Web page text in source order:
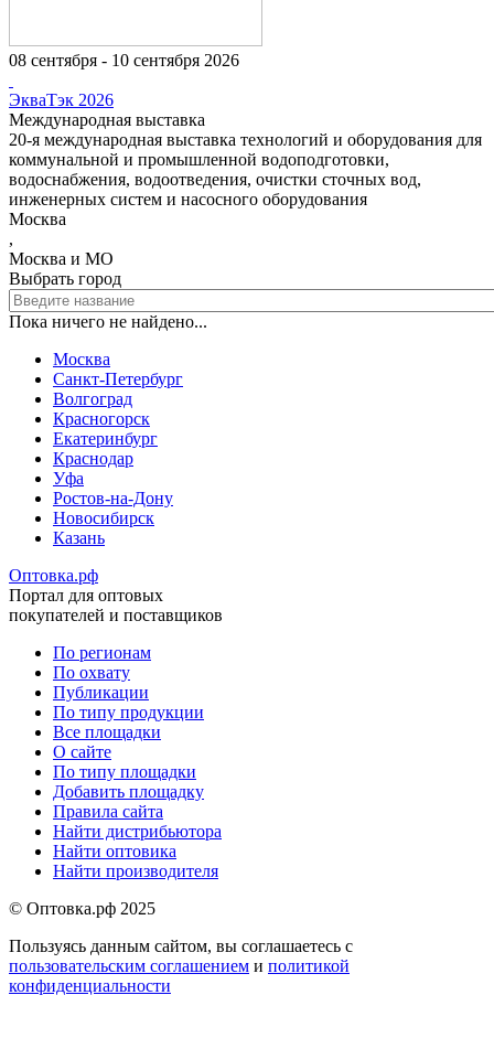
08 сентября - 10 сентября 2026
ЭкваТэк 2026
Международная выставка
20-я международная выставка технологий и оборудования для
коммунальной и промышленной водоподготовки,
водоснабжения, водоотведения, очистки сточных вод,
инженерных систем и насосного оборудования
Москва
,
Москва и МО
Выбрать город
Пока ничего не найдено...
Москва
Санкт-Петербург
Волгоград
Красногорск
Екатеринбург
Краснодар
Уфа
Ростов-на-Дону
Новосибирск
Казань
Оптовка.рф
Портал для оптовых
покупателей и поставщиков
Меню
подвале
По регионам
По охвату
Публикации
По типу продукции
Все площадки
О сайте
По типу площадки
Добавить площадку
Правила сайта
Найти дистрибьютора
Найти оптовика
Найти производителя
© Оптовка.рф 2025
Пользуясь данным сайтом, вы соглашаетесь с
пользовательским соглашением и политикой
конфиденциальности